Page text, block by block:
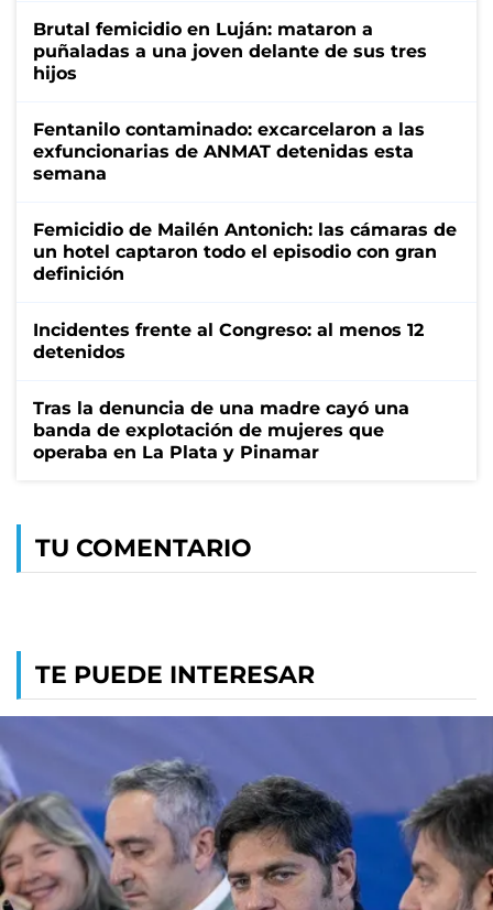
Brutal femicidio en Luján: mataron a
puñaladas a una joven delante de sus tres
hijos
Fentanilo contaminado: excarcelaron a las
exfuncionarias de ANMAT detenidas esta
semana
Femicidio de Mailén Antonich: las cámaras de
un hotel captaron todo el episodio con gran
definición
Incidentes frente al Congreso: al menos 12
detenidos
Tras la denuncia de una madre cayó una
banda de explotación de mujeres que
operaba en La Plata y Pinamar
TU COMENTARIO
TE PUEDE INTERESAR